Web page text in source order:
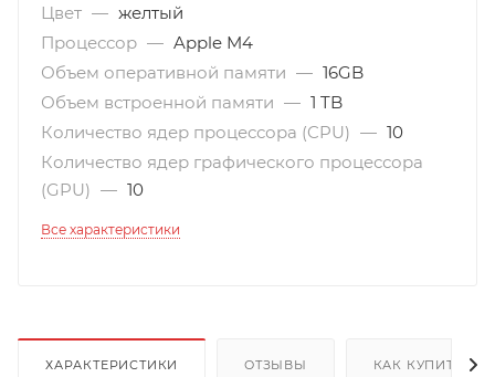
Цвет — желтый
Процессор — Apple M4
Объем оперативной памяти — 16GB
Объем встроенной памяти — 1 TB
Количество ядер процессора (CPU) — 10
Количество ядер графического процессора
(GPU) — 10
Все характеристики
ХАРАКТЕРИСТИКИ ОТЗЫВЫ КАК КУПИТЬ